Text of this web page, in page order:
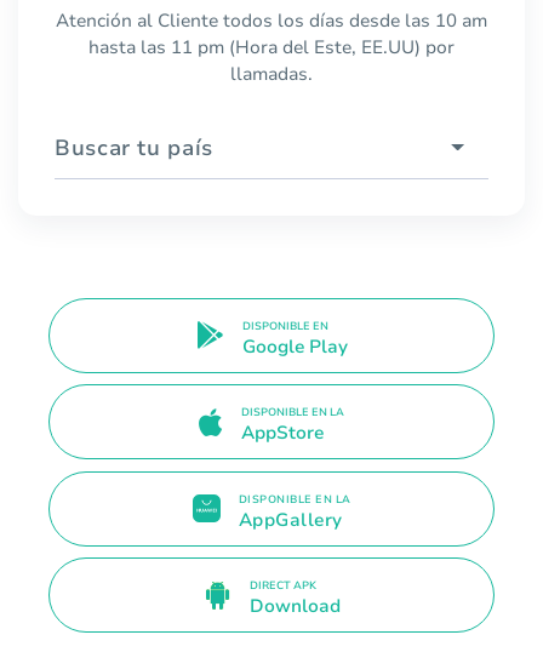
Atención al Cliente todos los días desde las 10 am
hasta las 11 pm (Hora del Este, EE.UU) por
llamadas.
Buscar tu país
DISPONIBLE EN
Google Play
DISPONIBLE EN LA
AppStore
DISPONIBLE EN LA
AppGallery
DIRECT APK
Download